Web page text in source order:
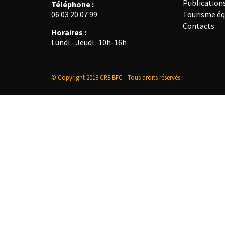
Téléphone :
06 03 20 07 99
Horaires :
Lundi - Jeudi : 10h-16h
Tourisme
Contacts
© Copyright 2018 CRE BFC - Tous droits réservés